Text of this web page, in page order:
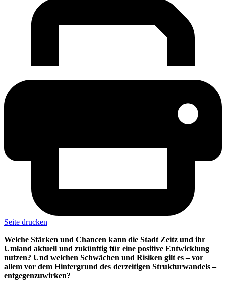
Seite drucken
Welche Stärken und Chancen kann die Stadt Zeitz und ihr
Umland aktuell und zukünftig für eine positive Entwicklung
nutzen? Und welchen Schwächen und Risiken gilt es – vor
allem vor dem Hintergrund des derzeitigen Strukturwandels –
entgegenzuwirken?